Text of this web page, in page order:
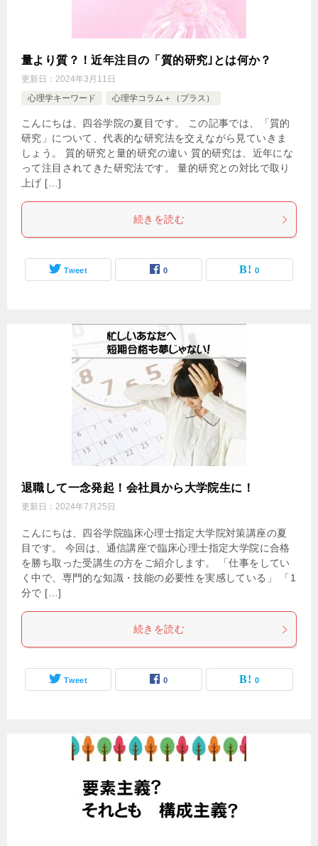
量より質？！近年注目の「質的研究｣とは何か？
更新日： 2024年3月11日
心理学キーワード
心理学コラム＋（プラス）
こんにちは、四谷学院の夏目です。 この記事では、「質的
研究」について、代表的な研究法を交えながら見ていきま
しょう。 質的研究と量的研究の違い 質的研究は、近年にな
って注目されてきた研究法です。 量的研究との対比で取り
上げ […]
続きを読む
Tweet 0 0
退職して一念発起！会社員から大学院生に！
更新日： 2024年7月25日
こんにちは、四谷学院臨床心理士指定大学院対策講座の夏
目です。 今回は、通信講座で臨床心理士指定大学院に合格
を勝ち取った受講生の方をご紹介します。 「仕事をしてい
く中で、専門的な知識・技能の必要性を実感している」 「1
分で […]
続きを読む
Tweet 0 0